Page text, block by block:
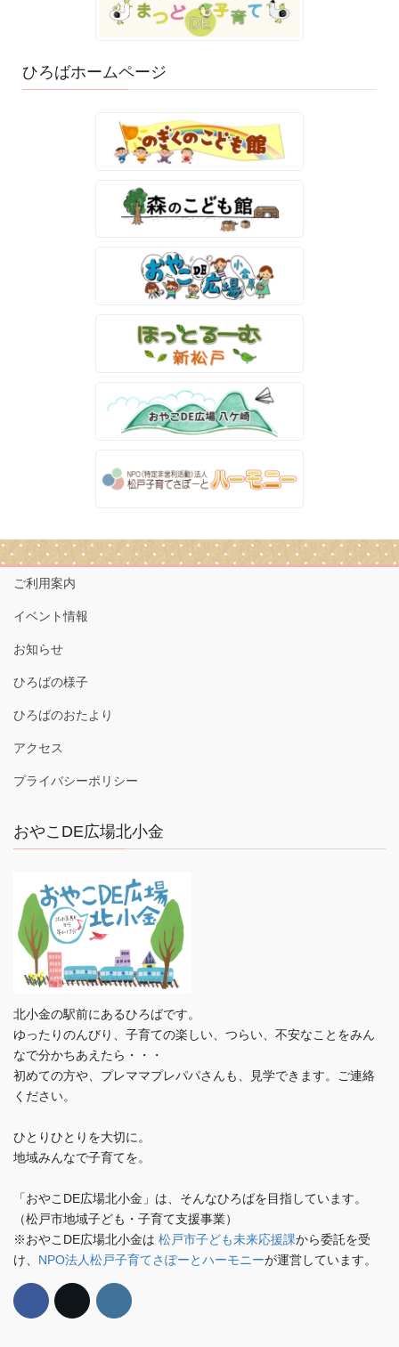
ひろばホームページ
ご利用案内
イベント情報
お知らせ
ひろばの様子
ひろばのおたより
アクセス
プライバシーポリシー
おやこDE広場北小金
北小金の駅前にあるひろばです。
ゆったりのんびり、子育ての楽しい、つらい、不安なことをみん
なで分かちあえたら・・・
初めての方や、プレママプレパパさんも、見学できます。ご連絡
ください。
ひとりひとりを大切に。
地域みんなで子育てを。
「おやこDE広場北小金」は、そんなひろばを目指しています。
（松戸市地域子ども・子育て支援事業）
※おやこDE広場北小金は 松戸市子ども未来応援課から委託を受
け、 NPO法人松戸子育てさぽーとハーモニーが運営しています。